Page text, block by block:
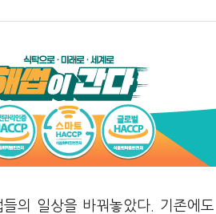
의 일상을 바꿔놓았다. 기존에